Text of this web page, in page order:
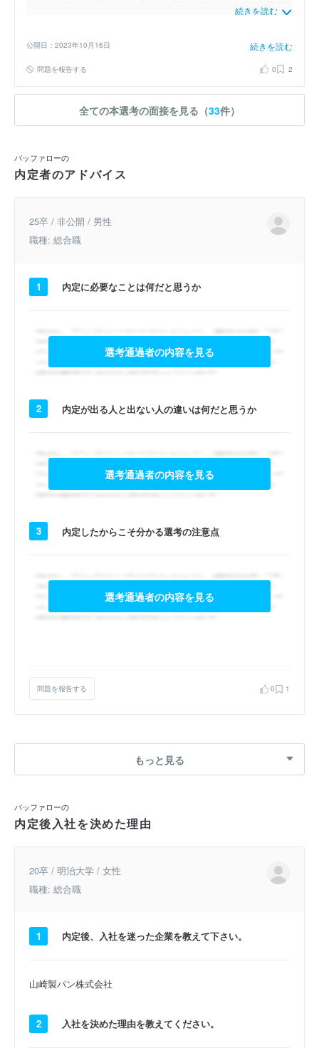
による分析を行いました。しかしチーム内で仲の良さにムラがあり、
業では「生徒になりきる、どんな指摘も否定しない」というルールを
定めることでお互いを認め、真摯に問題分析に取り組むことができま
生徒から手紙をもらえるほど人気を獲得できました。御社で働く際も
周りの意見を尊重しつつ協力し、貢献します。
続きを読む
公開日：2023年10月16日 続きを読む
問題を報告する 0 2
全ての本選考の面接を見る（33件）
バッファローの
内定者のアドバイス
25卒 / 非公開 / 男性
職種: 総合職
1 内定に必要なことは何だと思うか
選考通過者の内容を見る
2 内定が出る人と出ない人の違いは何だと思うか
選考通過者の内容を見る
3 内定したからこそ分かる選考の注意点
選考通過者の内容を見る
問題を報告する 0 1
もっと見る
バッファローの
内定後入社を決めた理由
20卒 / 明治大学 / 女性
職種: 総合職
1 内定後、入社を迷った企業を教えて下さい。
山崎製パン株式会社
2 入社を決めた理由を教えてください。